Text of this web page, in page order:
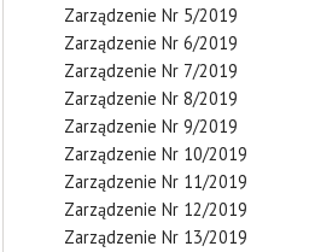
Zarządzenie Nr 5/2019
Zarządzenie Nr 6/2019
Zarządzenie Nr 7/2019
Zarządzenie Nr 8/2019
Zarządzenie Nr 9/2019
Zarządzenie Nr 10/2019
Zarządzenie Nr 11/2019
Zarządzenie Nr 12/2019
Zarządzenie Nr 13/2019